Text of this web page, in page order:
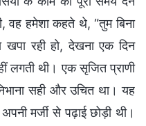
वह हमेशा कहते थे, “तुम बिना
रही हो, देखना एक दिन
लगती थी। एक सृजित प्राणी
सही और उचित था। यह
मर्जी से पढ़ाई छोड़ी थी।